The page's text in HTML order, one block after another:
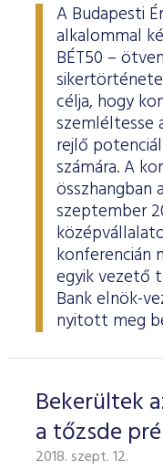
A Budapesti
alkalommal
BÉT50 –
célja, hogy
szemléltesse
rejlő
számára. A
összhangban
szeptember
konferencián
egyik vezető
Bank elnök-
nyitott meg
Bekerültek
a tőzsde
2018. szept. 12.